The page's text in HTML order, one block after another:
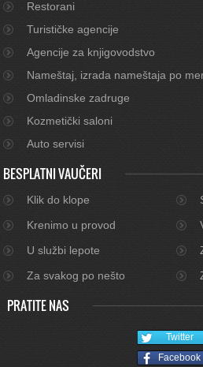
Restorani
Turističke agencije
Agencije za knjigovodstvo
Nameštaj, izrada nameštaja po
Omladinske zadruge
Kozmetički saloni
Auto servisi
BESPLATNI VAUČERI
Klik do klope
Krenimo u provod
U službi lepote
Za svakog po nešto
PRATITE NAS
Twitter
Facebook